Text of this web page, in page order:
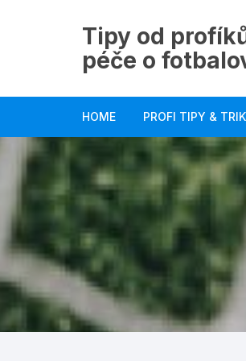
Tipy od
péče o
HOME PROFI TIPY &